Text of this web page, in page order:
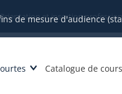
de mesure d'audience
et insertion
Catalogue de cours